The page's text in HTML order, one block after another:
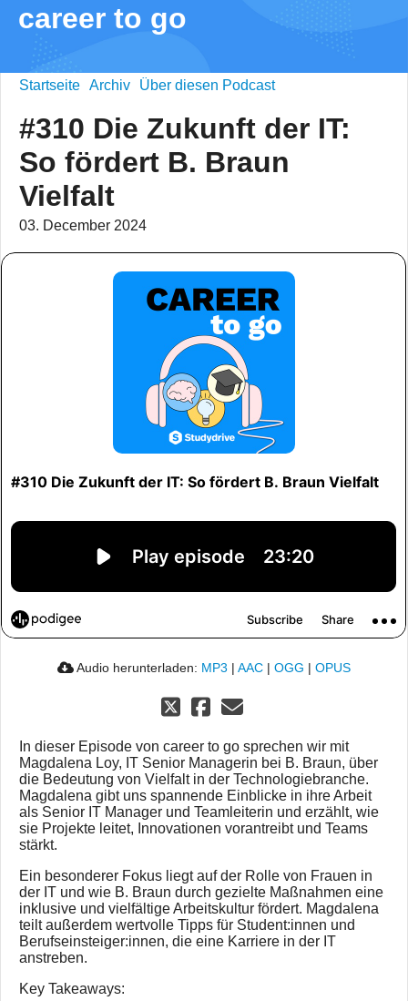
career to go
Startseite Archiv Über diesen Podcast
#310 Die Zukunft der IT:
So fördert B. Braun
Vielfalt
03. December 2024
Audio herunterladen: MP3 | AAC | OGG | OPUS
In dieser Episode von career to go sprechen wir mit
Magdalena Loy, IT Senior Managerin bei B. Braun, über
die Bedeutung von Vielfalt in der Technologiebranche.
Magdalena gibt uns spannende Einblicke in ihre Arbeit
als Senior IT Manager und Teamleiterin und erzählt, wie
sie Projekte leitet, Innovationen vorantreibt und Teams
stärkt.
Ein besonderer Fokus liegt auf der Rolle von Frauen in
der IT und wie B. Braun durch gezielte Maßnahmen eine
inklusive und vielfältige Arbeitskultur fördert. Magdalena
teilt außerdem wertvolle Tipps für Student:innen und
Berufseinsteiger:innen, die eine Karriere in der IT
anstreben.
Key Takeaways: